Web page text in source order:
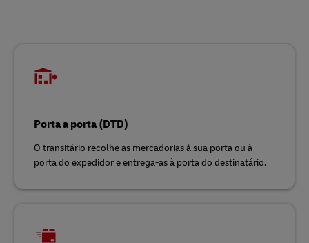
Porta a porta (DTD)
O transitário recolhe as mercadorias à sua porta ou à
porta do expedidor e entrega-as à porta do destinatário.